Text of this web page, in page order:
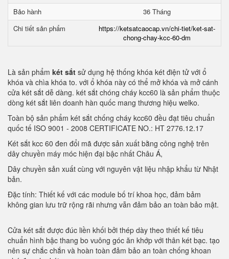
Bảo hành
36 Tháng
Chi tiết sản phẩm
https://ketsatcaocap.vn/chi-tiet/ket-sat-
chong-chay-kcc-60-dm
Là sản phẩm két sắt sử dụng hệ thống khóa két điện tử với ổ
khóa và chìa khóa to. với ổ khóa này có thể mở khóa và mở cánh
cửa két sắt dễ dàng. két sắt chóng cháy kcc60 là sản phẩm thuộc
dòng két sắt liên doanh hàn quốc mang thương hiệu welko.
Toàn bộ sản phẩm két sắt chống cháy kcc60 đều đạt tiêu chuẩn
quốc tế ISO 9001 - 2008 CERTIFICATE NO.: HT 2776.12.17
Két sắt kcc 60 đen đổi mã được sản xuất bằng công nghệ trên
dây chuyền máy móc hiện đại bậc nhất Châu Á,
Dây chuyền sản xuất cùng với nguyên vật liệu nhập khẩu từ Nhật
bản.
Đặc tính: Thiết kế với các module bố trí khoa học, đảm bảm
không gian lưu trữ rộng rãi nhưng vẫn đảm bảo an toàn bảo mật.
Cửa két sắt được đúc liền khối bởi thép dày theo thiết kế tiêu
chuẩn hình bậc thang bo vuông góc ăn khớp với thân két bạc. tạo
nên sự chắc chắn và hoàn toàn đảm bảo an toàn chống khoan